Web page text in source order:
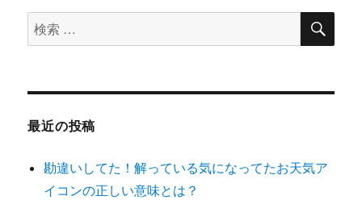
ー
シ
ン
検
索
象:
検
最近の投稿
勘違いしてた！解っている気になってたお天気ア
イコンの正しい意味とは？